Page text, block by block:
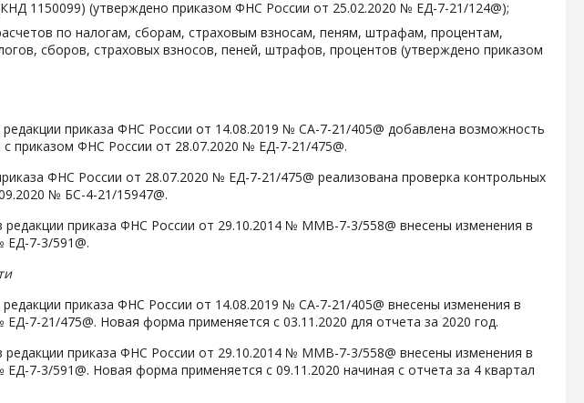
1150099) (утверждено приказом ФНС России от 25.02.2020 № ЕД-7-21/124@);
по налогам, сборам, страховым взносам, пеням, штрафам, процентам,
сборов, страховых взносов, пеней, штрафов, процентов (утверждено приказом
приказа ФНС России от 14.08.2019 № СА-7-21/405@ добавлена возможность
приказом ФНС России от 28.07.2020 № ЕД-7-21/475@.
ФНС России от 28.07.2020 № ЕД-7-21/475@ реализована проверка контрольных
№ БС-4-21/15947@.
приказа ФНС России от 29.10.2014 № ММВ-7-3/558@ внесены изменения в
ЕД-7-3/591@.
приказа ФНС России от 14.08.2019 № СА-7-21/405@ внесены изменения в
7-21/475@. Новая форма применяется с 03.11.2020 для отчета за 2020 год.
приказа ФНС России от 29.10.2014 № ММВ-7-3/558@ внесены изменения в
7-3/591@. Новая форма применяется с 09.11.2020 начиная с отчета за 4 квартал